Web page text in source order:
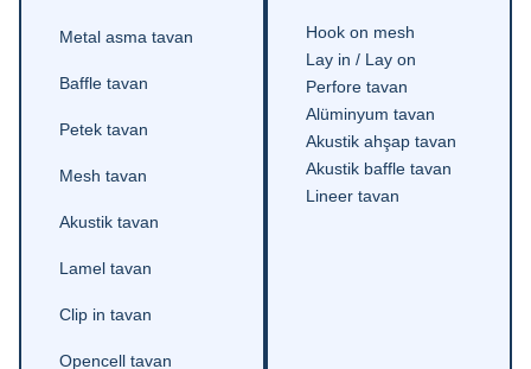
Metal asma tavan
Baffle tavan
Petek tavan
Mesh tavan
Akustik tavan
Lamel tavan
Clip in tavan
Opencell tavan
Hook on mesh
Lay in / Lay on
Perfore tavan
Alüminyum tavan
Akustik ahşap tavan
Akustik baffle tavan
Lineer tavan